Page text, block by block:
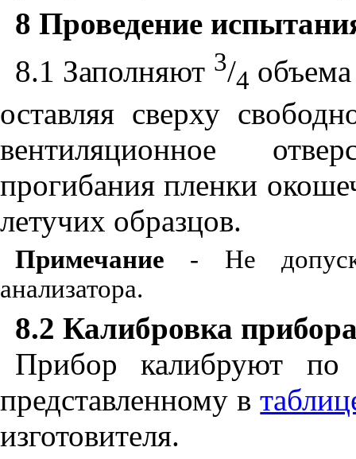
8 Проведение
8.1 Заполняют 3/4
оставляя сверху
вентиляционное
прогибания пленки
летучих образцов.
Примечание - Не
анализатора.
8.2 Калибровка
Прибор калибруют по
представленному в
изготовителя.